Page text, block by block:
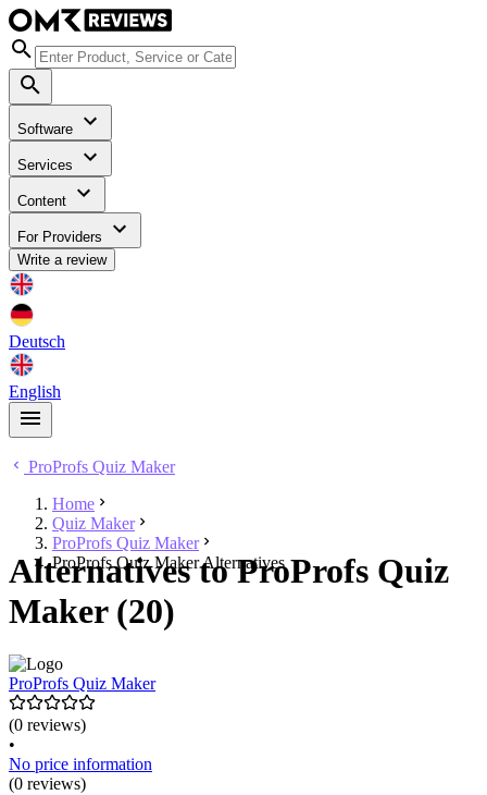
Software
Services
Content
For Providers
Write a review
Deutsch
English
ProProfs Quiz Maker
Home
Quiz Maker
ProProfs Quiz Maker
ProProfs Quiz Maker Alternatives
Alternatives to ProProfs Quiz
Maker (20)
ProProfs Quiz Maker
(0 reviews)
•
No price information
(0 reviews)